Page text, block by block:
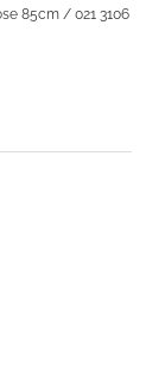
85cm / 021 3106